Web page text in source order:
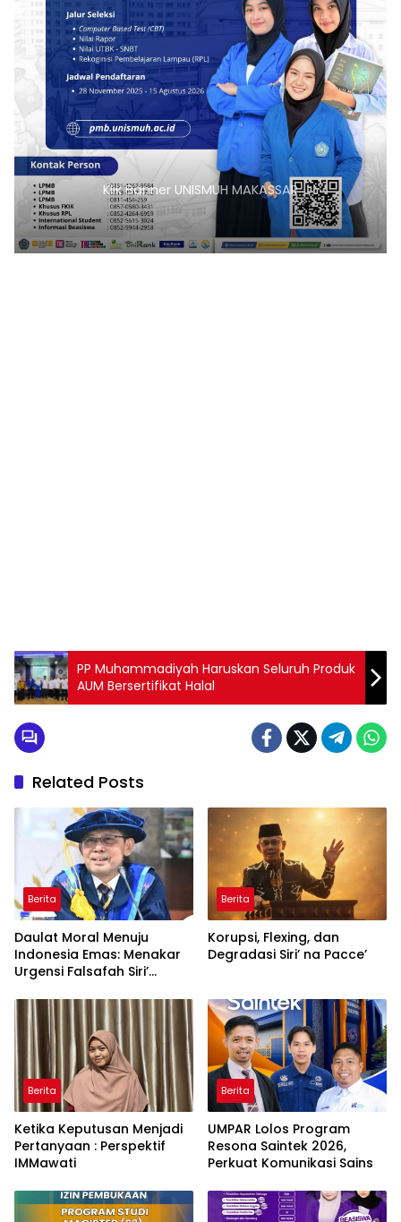
Klik Banner UNISMUH MAKASSAR
PP Muhammadiyah Haruskan Seluruh Produk
AUM Bersertifikat Halal
Related Posts
Berita
Daulat Moral Menuju
Indonesia Emas: Menakar
Urgensi Falsafah Siri’
Ancaman Kleptokrasi
Berita
Korupsi, Flexing, dan
Degradasi Siri’ na Pacce’
Berita
Ketika Keputusan Menjadi
Pertanyaan : Perspektif
IMMawati
Berita
UMPAR Lolos Program
Resona Saintek 2026,
Perkuat Komunikasi Sains